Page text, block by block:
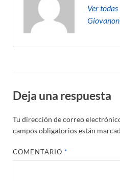
Ver
Deja una respuesta
Tu dirección de correo
campos obligatorios están
COMENTARIO*